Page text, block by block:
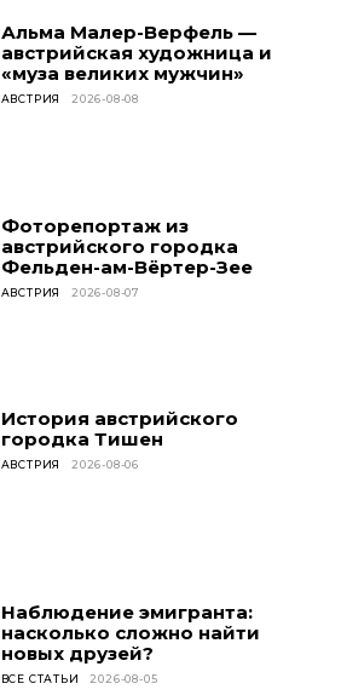
Альма Малер-Верфель —
австрийская художница и
«муза великих мужчин»
АВСТРИЯ 2026-08-08
Фоторепортаж из
австрийского городка
Фельден-ам-Вёртер-Зее
АВСТРИЯ 2026-08-07
История австрийского
городка Тишен
АВСТРИЯ 2026-08-06
Наблюдение эмигранта:
насколько сложно найти
новых друзей?
ВСЕ СТАТЬИ 2026-08-05